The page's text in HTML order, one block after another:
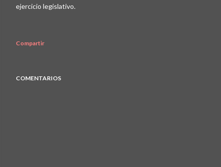
ejercicio legislativo.
Compartir
COMENTARIOS